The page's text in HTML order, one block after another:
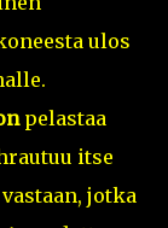
ulos
pelastaa
itse
jotka